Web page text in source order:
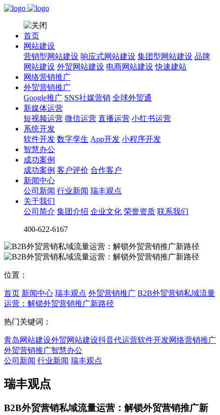
首页
网站建设
营销型网站建设 响应式网站建设 集团型网站建设 品牌
网站建设 外贸网站建设 电商网站建设 快速建站
网络营销推广
外贸营销推广
Google推广 SNS社媒营销 全球外贸通
新媒体运营
短视频运营 微信运营 直播运营 小红书运营
系统开发
软件开发 数字孪生 App开发 小程序开发
智慧办公
成功案例
成功案例 客户评价 合作客户
新闻中心
公司新闻 行业新闻 瑞丰观点
关于我们
公司简介 集团介绍 企业文化 荣誉资质 联系我们
400-622-6167
位置：
首页 新闻中心 瑞丰观点 外贸营销推广 B2B外贸营销私域流量
运营：解锁外贸营销推广新路径
热门关键词：
青岛网站建设外贸网站建设抖音代运营软件开发网络营销推广
外贸营销推广智慧办公
公司新闻 行业新闻 瑞丰观点
瑞丰观点
B2B外贸营销私域流量运营：解锁外贸营销推广新